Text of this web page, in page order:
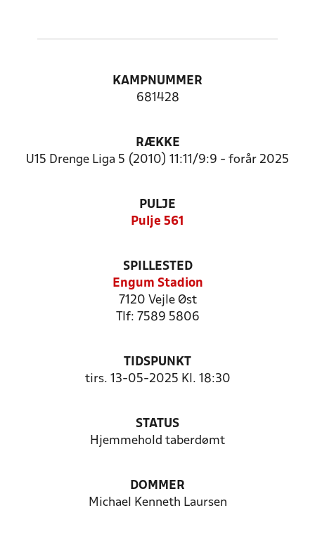
KAMPNUMMER
681428
RÆKKE
U15 Drenge Liga 5 (2010) 11:11/9:9 - forår 2025
PULJE
Pulje 561
SPILLESTED
Engum Stadion
7120 Vejle Øst
Tlf: 7589 5806
TIDSPUNKT
tirs. 13-05-2025 Kl. 18:30
STATUS
Hjemmehold taberdømt
DOMMER
Michael Kenneth Laursen